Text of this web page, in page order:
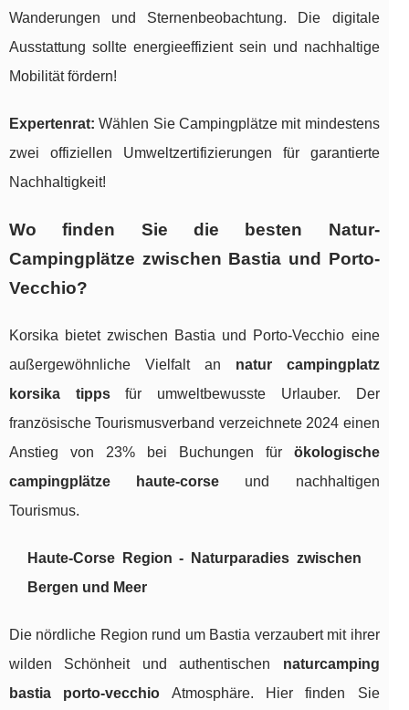
Wanderungen und Sternenbeobachtung. Die digitale
Ausstattung sollte energieeffizient sein und nachhaltige
Mobilität fördern!
Expertenrat: Wählen Sie Campingplätze mit mindestens
zwei offiziellen Umweltzertifizierungen für garantierte
Nachhaltigkeit!
Wo finden Sie die besten Natur-
Campingplätze zwischen Bastia und Porto-
Vecchio?
Korsika bietet zwischen Bastia und Porto-Vecchio eine
außergewöhnliche Vielfalt an natur campingplatz
korsika tippsfür umweltbewusste Urlauber. Der
französische Tourismusverband verzeichnete 2024 einen
Anstieg von 23% bei Buchungen für ökologische
campingplätze haute-corse und nachhaltigen
Tourismus.
Haute-Corse Region - Naturparadies zwischen
Bergen und Meer
Die nördliche Region rund um Bastia verzaubert mit ihrer
wilden Schönheit und authentischen naturcamping
bastia porto-vecchio Atmosphäre. Hier finden Sie